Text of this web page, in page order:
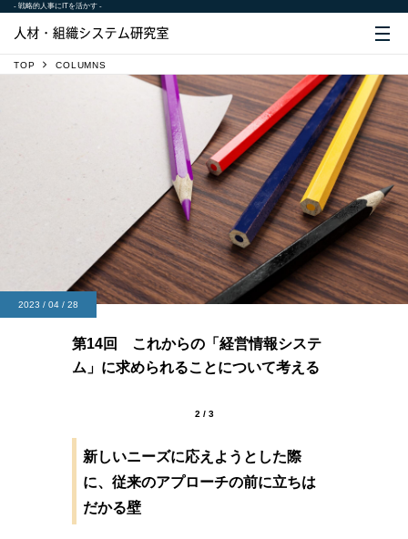
- 戦略的人事にITを活かす -
TOP COLUMNS
2023 / 04 / 28
第14回 これからの「経営情報システ
ム」に求められることについて考える
2 / 3
新しいニーズに応えようとした際
に、従来のアプローチの前に立ちは
だかる壁